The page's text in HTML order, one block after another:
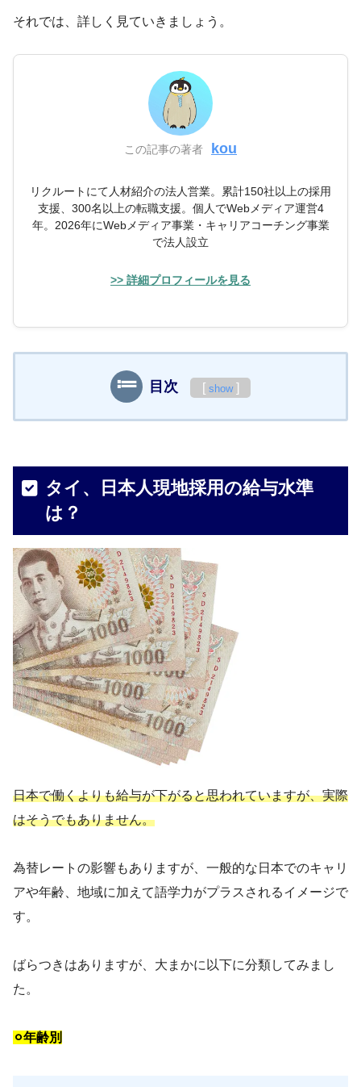
それでは、詳しく見ていきましょう。
この記事の著者 kou
リクルートにて人材紹介の法人営業。累計150社以上の採用
支援、300名以上の転職支援。個人でWebメディア運営4
年。2026年にWebメディア事業・キャリアコーチング事業
で法人設立
>> 詳細プロフィールを見る
目次 [ show ]
タイ、日本人現地採用の給与水準
は？
日本で働くよりも給与が下がると思われていますが、実際
はそうでもありません。
為替レートの影響もありますが、一般的な日本でのキャリ
アや年齢、地域に加えて語学力がプラスされるイメージで
す。
ばらつきはありますが、大まかに以下に分類してみまし
た。
⚪︎年齢別